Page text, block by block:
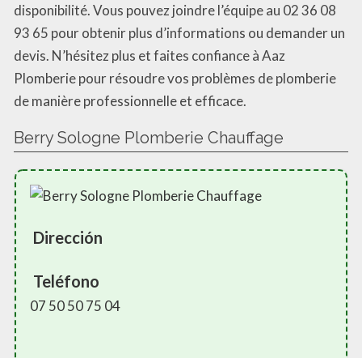
disponibilité. Vous pouvez joindre l’équipe au 02 36 08
93 65 pour obtenir plus d’informations ou demander un
devis. N’hésitez plus et faites confiance à Aaz
Plomberie pour résoudre vos problèmes de plomberie
de manière professionnelle et efficace.
Berry Sologne Plomberie Chauffage
Dirección
Teléfono
07 50 50 75 04